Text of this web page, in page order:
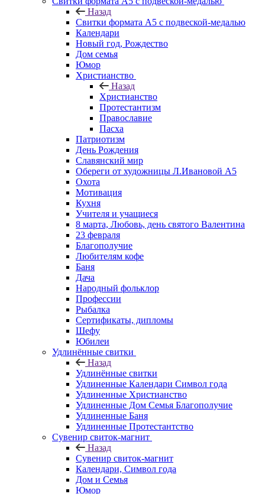
Назад
Свитки формата А5 с подвеской-медалью
Календари
Новый год, Рождество
Дом семья
Юмор
Христианство
Назад
Христианство
Протестантизм
Православие
Пасха
Патриотизм
День Рождения
Славянский мир
Обереги от художницы Л.Ивановой А5
Охота
Мотивация
Кухня
Учителя и учащиеся
8 марта, Любовь, день святого Валентина
23 февраля
Благополучие
Любителям кофе
Баня
Дача
Народный фольклор
Профессии
Рыбалка
Сертификаты, дипломы
Шефу
Юбилеи
Удлинённые свитки
Назад
Удлинённые свитки
Удлиненные Календари Символ года
Удлиненные Христианство
Удлиненные Дом Семья Благополучие
Удлиненные Баня
Удлиненные Протестантство
Сувенир свиток-магнит
Назад
Сувенир свиток-магнит
Календари, Символ года
Дом и Семья
Юмор